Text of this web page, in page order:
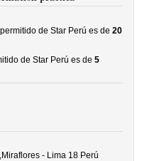
de Star Perú es de20
de Star Perú es de5
- Lima 18 Perú